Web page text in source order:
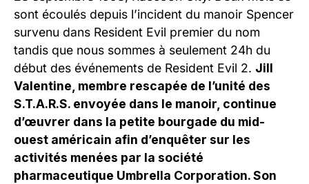
sont écoulés depuis l’incident du manoir Spencer
survenu dans Resident Evil premier du nom
tandis que nous sommes à seulement 24h du
début des événements de Resident Evil 2. Jill
Valentine, membre rescapée de l’unité des
S.T.A.R.S. envoyée dans le manoir, continue
d’œuvrer dans la petite bourgade du mid-
ouest américain afin d’enquêter sur les
activités menées par la société
pharmaceutique Umbrella Corporation. Son